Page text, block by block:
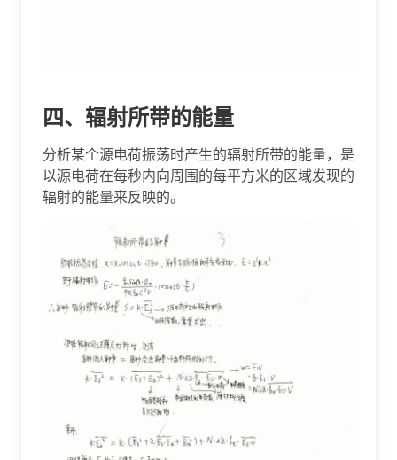
四、辐射所带的能量
分析某个源电荷振荡时产生的辐射所带的能量，是
以源电荷在每秒内向周围的每平方米的区域发现的
辐射的能量来反映的。